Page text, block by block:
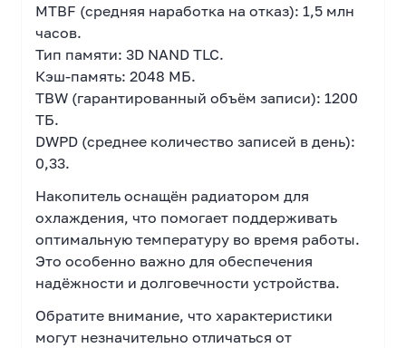
MTBF (средняя наработка на отказ): 1,5 млн
часов.
Тип памяти: 3D NAND TLC.
Кэш-память: 2048 МБ.
TBW (гарантированный объём записи): 1200
ТБ.
DWPD (среднее количество записей в день):
0,33.
Накопитель оснащён радиатором для
охлаждения, что помогает поддерживать
оптимальную температуру во время работы.
Это особенно важно для обеспечения
надёжности и долговечности устройства.
Обратите внимание, что характеристики
могут незначительно отличаться от